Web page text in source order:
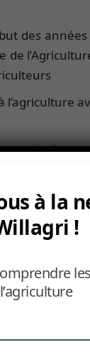
des
des
des
à la
!
l’agriculture